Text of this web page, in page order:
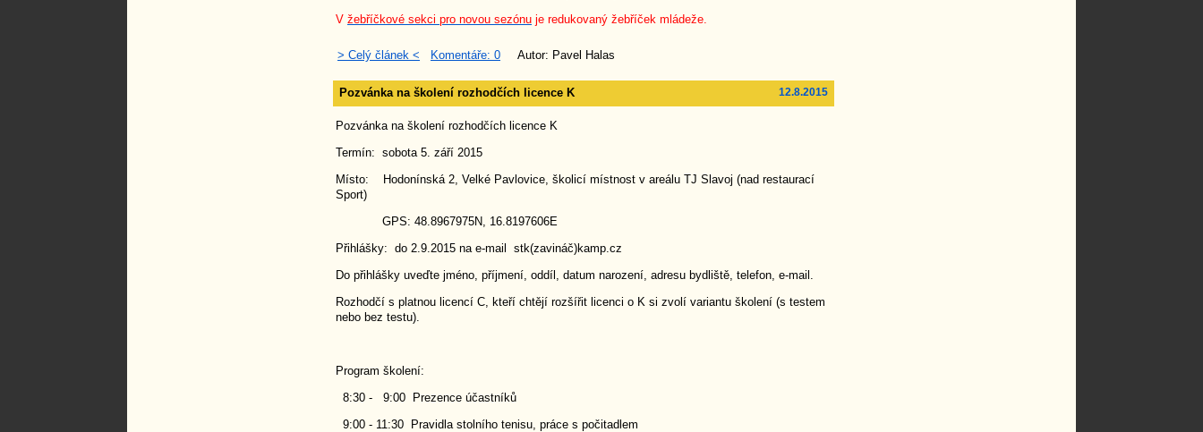
V žebříčkové sekci pro novou sezónu je redukovaný žebříček mládeže.
> Celý článek < Komentáře: 0 Autor: Pavel Halas
12.8.2015
Pozvánka na školení rozhodčích licence K
Pozvánka na školení rozhodčích licence K
Termín: sobota 5. září 2015
Místo: Hodonínská 2, Velké Pavlovice, školicí místnost v areálu TJ Slavoj (nad restaurací
Sport)
GPS: 48.8967975N, 16.8197606E
Přihlášky: do 2.9.2015 na e-mail stk(zavináč)kamp.cz
Do přihlášky uveďte jméno, příjmení, oddíl, datum narození, adresu bydliště, telefon, e-mail.
Rozhodčí s platnou licencí C, kteří chtějí rozšířit licenci o K si zvolí variantu školení (s testem
nebo bez testu).
Program školení:
8:30 - 9:00 Prezence účastníků
9:00 - 11:30 Pravidla stolního tenisu, práce s počitadlem